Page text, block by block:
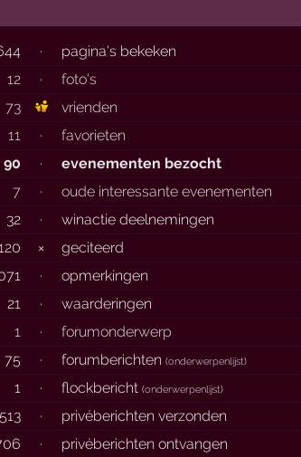
·
pagina's bekeken
12
·
foto's
73
vrienden
11
·
favorieten
90
·
evenementen bezocht
7
·
oude interessante evenementen
32
·
winactie deelnemingen
×
geciteerd
·
opmerkingen
21
·
waarderingen
1
·
forumonderwerp
75
· forumberichten(onderwerpenlijst)
1 · flockbericht(onderwerpenlijst)
·
privéberichten verzonden
· privéberichten ontvangen